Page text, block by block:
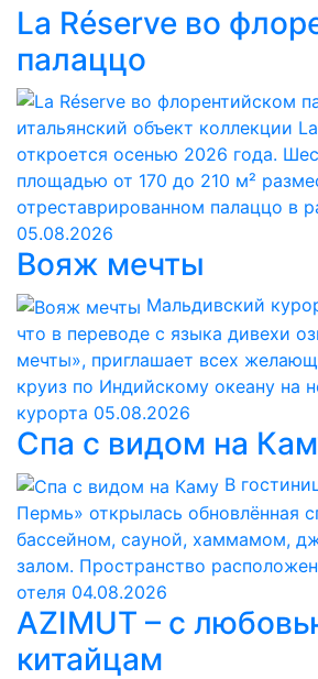
La Réserve во
палаццо
итальянский объект коллекции
откроется осенью 2026 года.
площадью от 170 до 210 м²
отреставрированном палаццо в
05.08.2026
Вояж мечты
Мальдивский
что в переводе с языка дивехи
мечты», приглашает всех
круиз по Индийскому океану на
курорта 05.08.2026
Спа с видом на
В
Пермь» открылась обновлённая
бассейном, сауной, хаммамом,
залом. Пространство
отеля 04.08.2026
AZIMUT – с
китайцам